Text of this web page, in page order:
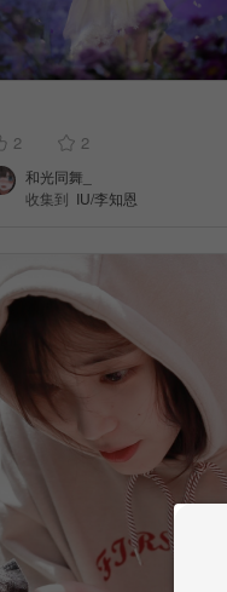
2 2
和光同舞_
收集到 IU/李知恩